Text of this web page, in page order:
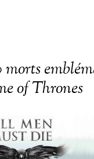
morts
of Thrones